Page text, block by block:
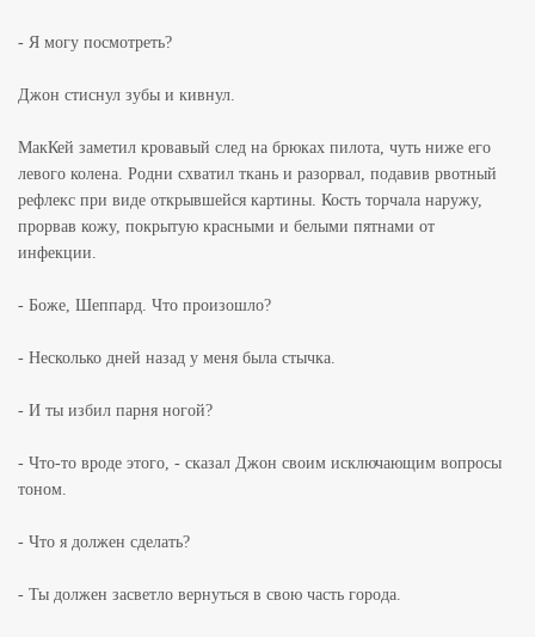
- Я могу посмотреть?
Джон стиснул зубы и кивнул.
МакКей заметил кровавый след на брюках пилота, чуть ниже его
левого колена. Родни схватил ткань и разорвал, подавив рвотный
рефлекс при виде открывшейся картины. Кость торчала наружу,
прорвав кожу, покрытую красными и белыми пятнами от
инфекции.
- Боже, Шеппард. Что произошло?
- Несколько дней назад у меня была стычка.
- И ты избил парня ногой?
- Что-то вроде этого, - сказал Джон своим исключающим вопросы
тоном.
- Что я должен сделать?
- Ты должен засветло вернуться в свою часть города.